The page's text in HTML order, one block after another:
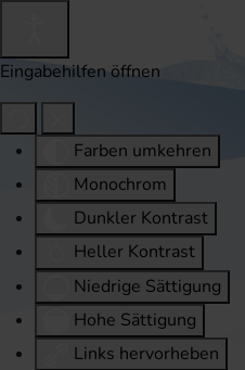
Eingabehilfen öffnen
Farben umkehren
Monochrom
Dunkler Kontrast
Heller Kontrast
Niedrige Sättigung
Hohe Sättigung
Links hervorheben